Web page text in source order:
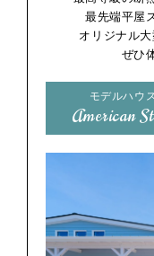
最先端平屋
オリジナル
ぜひ
モデルハウス
American